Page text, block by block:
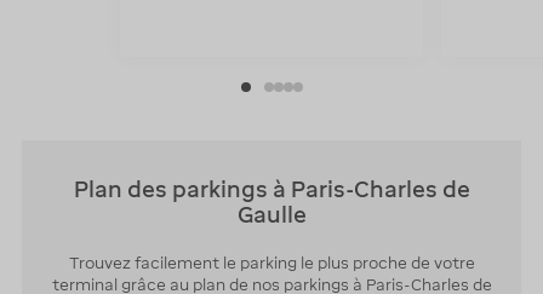
Plan des parkings à Paris-Charles de
Gaulle
Trouvez facilement le parking le plus proche de votre
terminal grâce au plan de nos parkings à Paris-Charles de